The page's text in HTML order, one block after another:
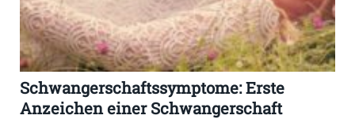
Schwangerschaftssymptome: Erste
Anzeichen einer Schwangerschaft